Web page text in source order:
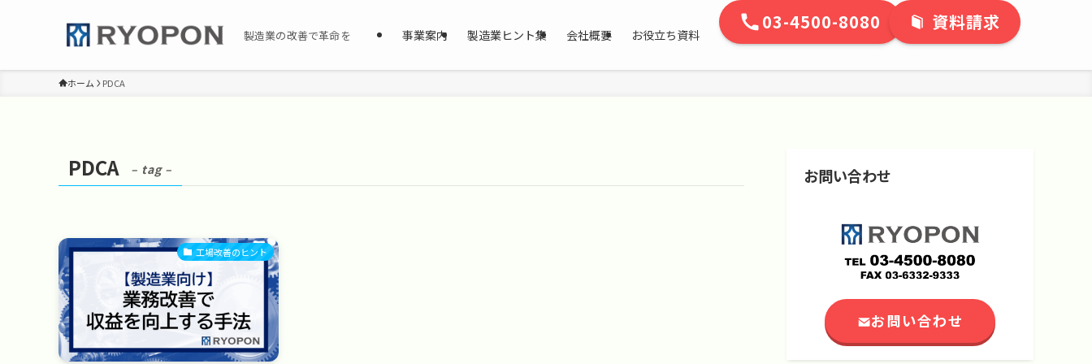
製造業の改善で革命を 事業案内 製造業ヒント集 会社概要 お役立ち資料
03-4500-8080 資料請求
ホーム PDCA
PDCA – tag –
工場改善のヒント
お問い合わせ
お問い合わせ